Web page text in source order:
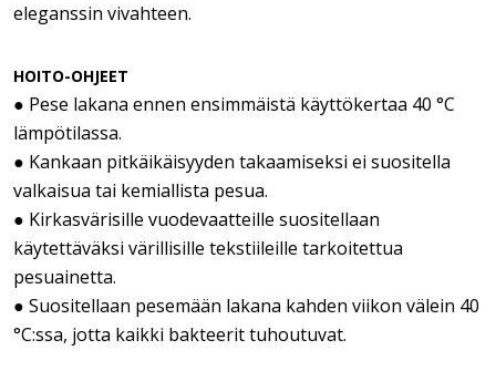
eleganssin vivahteen.
HOITO-OHJEET
● Pese lakana ennen ensimmäistä käyttökertaa 40 °C
lämpötilassa.
● Kankaan pitkäikäisyyden takaamiseksi ei suositella
valkaisua tai kemiallista pesua.
● Kirkasvärisille vuodevaatteille suositellaan
käytettäväksi värillisille tekstiileille tarkoitettua
pesuainetta.
● Suositellaan pesemään lakana kahden viikon välein 40
°C:ssa, jotta kaikki bakteerit tuhoutuvat.